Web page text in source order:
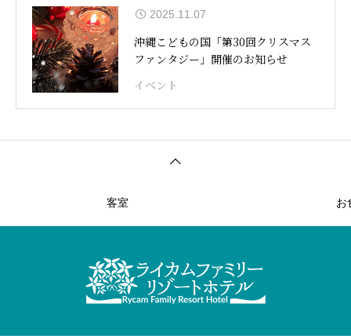
2025.11.07
沖縄こどもの国「第30回クリスマス
ファンタジー」開催のお知らせ
イベント
客室 お